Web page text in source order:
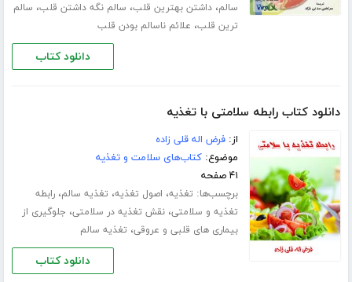
سالم،داشتن بهترین قلب، سالم نگه داشتن قلب، سالم
ترین قلب، علائم ناسالم بودن قلب
دانلود کتاب
دانلود کتاب رابطه سلامتی با تغذیه
از:فرض اله قلی زاده
موضوع:کتاب‌های سلامت و تغذیه
۴۱ صفحه
برچسب‌ها: تغذیه، اصول تغذیه، تغذیه سالم،رابطه
تغذیه و سلامتی،نقش تغذیه در سلامتی، جلوگیری از
بیماری های قلبی و عروقی، تغذیه سالم
دانلود کتاب